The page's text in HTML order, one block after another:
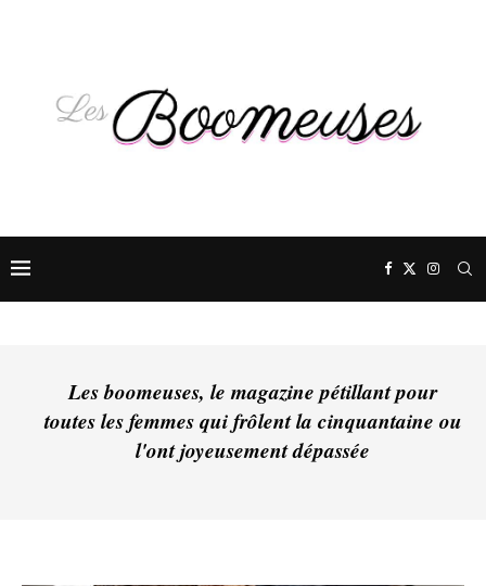
Les boomeuses, le magazine pétillant pour
toutes les femmes qui frôlent la cinquantaine ou
l'ont joyeusement dépassée